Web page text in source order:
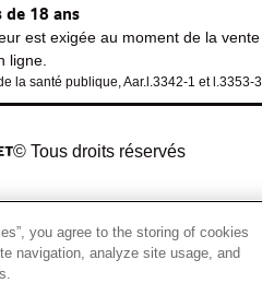
de 18 ans
est exigée au moment de la vente
ligne.
la santé publique, Aar.l.3342-1 et l.3353-3
© Tous droits réservés
you agree to the storing of cookies
navigation, analyze site usage, and